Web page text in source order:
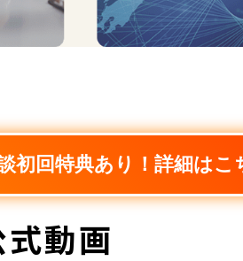
初回特典あり！詳細はこ
式動画